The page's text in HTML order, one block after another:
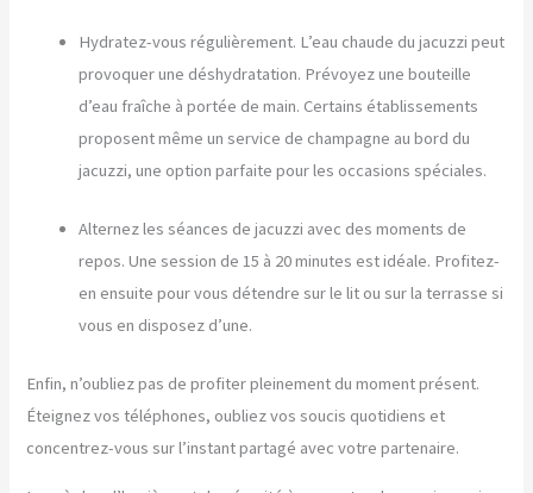
Hydratez-vous régulièrement. L’eau chaude du jacuzzi peut
provoquer une déshydratation. Prévoyez une bouteille
d’eau fraîche à portée de main. Certains établissements
proposent même un service de champagne au bord du
jacuzzi, une option parfaite pour les occasions spéciales.
Alternez les séances de jacuzzi avec des moments de
repos. Une session de 15 à 20 minutes est idéale. Profitez-
en ensuite pour vous détendre sur le lit ou sur la terrasse si
vous en disposez d’une.
Enfin, n’oubliez pas de profiter pleinement du moment présent.
Éteignez vos téléphones, oubliez vos soucis quotidiens et
concentrez-vous sur l’instant partagé avec votre partenaire.